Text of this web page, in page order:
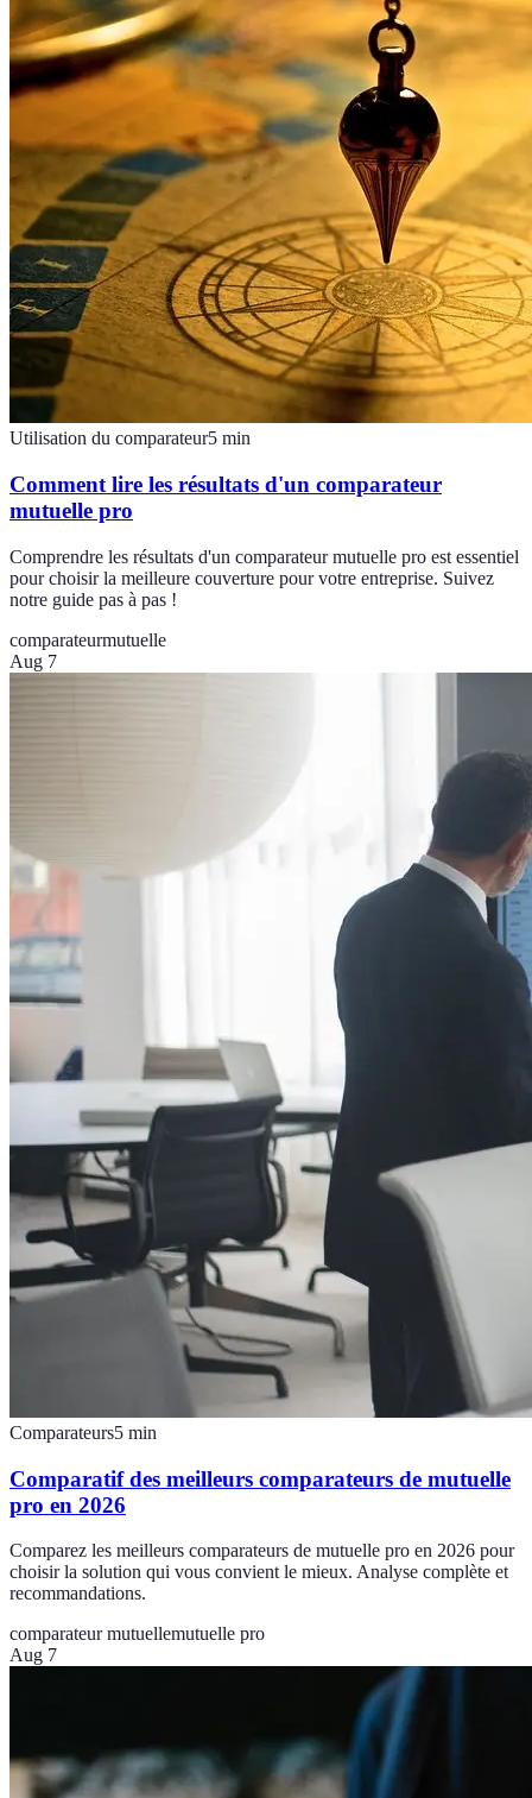
Utilisation du comparateur5 min
Comment lire les résultats d'un comparateur
mutuelle pro
Comprendre les résultats d'un comparateur mutuelle pro est essentiel
pour choisir la meilleure couverture pour votre entreprise. Suivez
notre guide pas à pas !
comparateurmutuelle
Aug 7
Comparateurs5 min
Comparatif des meilleurs comparateurs de mutuelle
pro en 2026
Comparez les meilleurs comparateurs de mutuelle pro en 2026 pour
choisir la solution qui vous convient le mieux. Analyse complète et
recommandations.
comparateur mutuellemutuelle pro
Aug 7